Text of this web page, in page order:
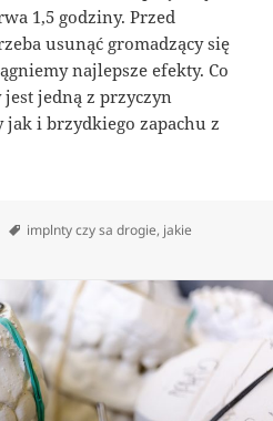
1,5 godziny. Przed
usunąć gromadzący się
najlepsze efekty. Co
jedną z przyczyn
i brzydkiego zapachu z
Tagi
implnty czy sa drogie, jakie